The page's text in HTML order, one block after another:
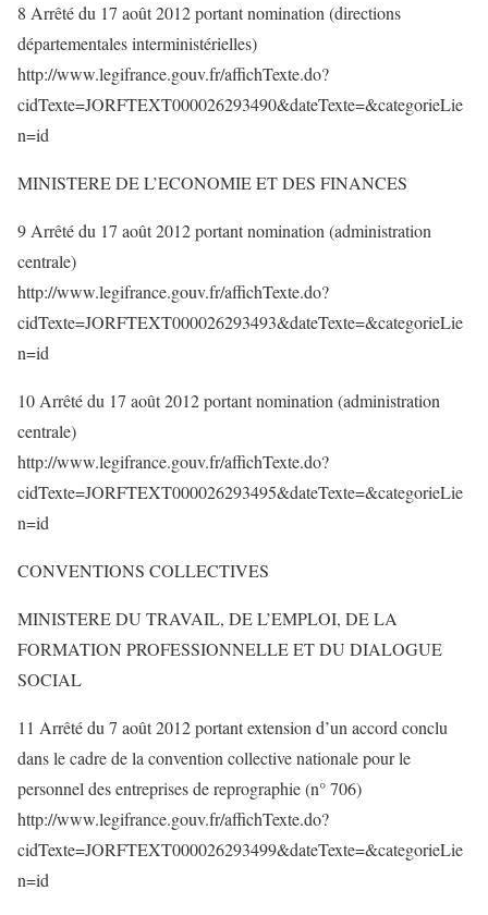
8 Arrêté du 17 août 2012 portant nomination (directions
départementales interministérielles)
http://www.legifrance.gouv.fr/affichTexte.do?
cidTexte=JORFTEXT000026293490&dateTexte=&categorieLie
n=id
MINISTERE DE L’ECONOMIE ET DES FINANCES
9 Arrêté du 17 août 2012 portant nomination (administration
centrale)
http://www.legifrance.gouv.fr/affichTexte.do?
cidTexte=JORFTEXT000026293493&dateTexte=&categorieLie
n=id
10 Arrêté du 17 août 2012 portant nomination (administration
centrale)
http://www.legifrance.gouv.fr/affichTexte.do?
cidTexte=JORFTEXT000026293495&dateTexte=&categorieLie
n=id
CONVENTIONS COLLECTIVES
MINISTERE DU TRAVAIL, DE L’EMPLOI, DE LA
FORMATION PROFESSIONNELLE ET DU DIALOGUE
SOCIAL
11 Arrêté du 7 août 2012 portant extension d’un accord conclu
dans le cadre de la convention collective nationale pour le
personnel des entreprises de reprographie (n° 706)
http://www.legifrance.gouv.fr/affichTexte.do?
cidTexte=JORFTEXT000026293499&dateTexte=&categorieLie
n=id